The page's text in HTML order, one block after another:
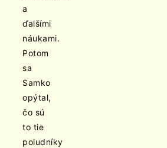
a
ďalšími
náukami.
Potom
sa
Samko
opýtal,
čo sú
to tie
poludníky